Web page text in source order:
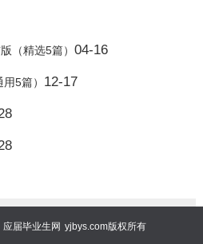
（精选5篇）04-16
5篇） 12-17
应届毕业生网 yjbys.com版权所有